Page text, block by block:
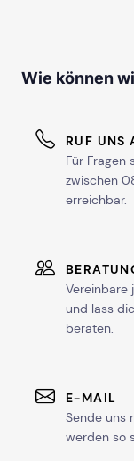
Wie können
RUF UNS
Für Fragen
zwischen
erreichbar.
Vereinbare
und lass
beraten.
E-MAIL
Sende uns
werden so